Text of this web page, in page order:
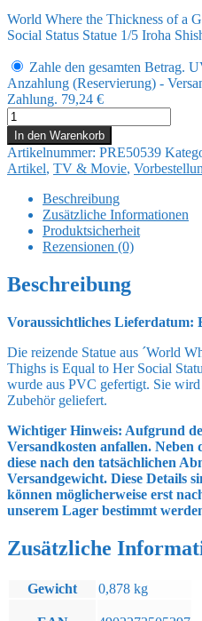
World Where the Thickness of a
Social Status Statue 1/5 Iroha
Zahle den gesamten Betrag.
Anzahlung (Reservierung) -
Zahlung. 79,24 €
World
Where
the
Thickness
of
Girl's
Thighs
to
Her
Status
1/5
Iroha
Shishikura
14
Menge
In den Warenkorb
Artikelnummer: PRE50539
Artikel, TV & Movie,
Beschreibung
Zusätzliche Informationen
Produktsicherheit
Rezensionen (0)
Beschreibung
Voraussichtliches Lieferdatum:
Die reizende Statue aus ´World
Thighs is Equal to Her Social
wurde aus PVC gefertigt. Sie
Zubehör geliefert.
Wichtiger Hinweis: Aufgrund
Versandkosten anfallen. Neben
diese nach den tatsächlichen
Versandgewicht. Diese Details
können möglicherweise erst
unserem Lager bestimmt
Zusätzliche
Gewicht 0,878 kg